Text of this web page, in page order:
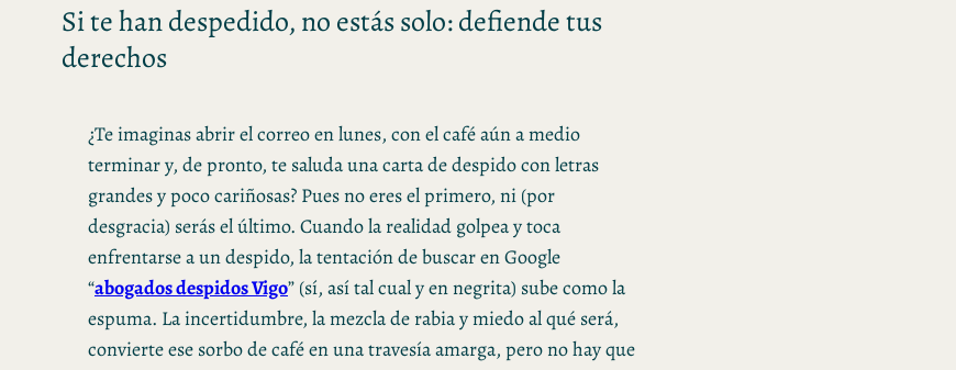
Si te han despedido, no estás solo: defiende tus
derechos
¿Te imaginas abrir el correo en lunes, con el café aún a medio
terminar y, de pronto, te saluda una carta de despido con letras
grandes y poco cariñosas? Pues no eres el primero, ni (por
desgracia) serás el último. Cuando la realidad golpea y toca
enfrentarse a un despido, la tentación de buscar en Google
“abogados despidos Vigo” (sí, así tal cual y en negrita) sube como la
espuma. La incertidumbre, la mezcla de rabia y miedo al qué será,
convierte ese sorbo de café en una travesía amarga, pero no hay que